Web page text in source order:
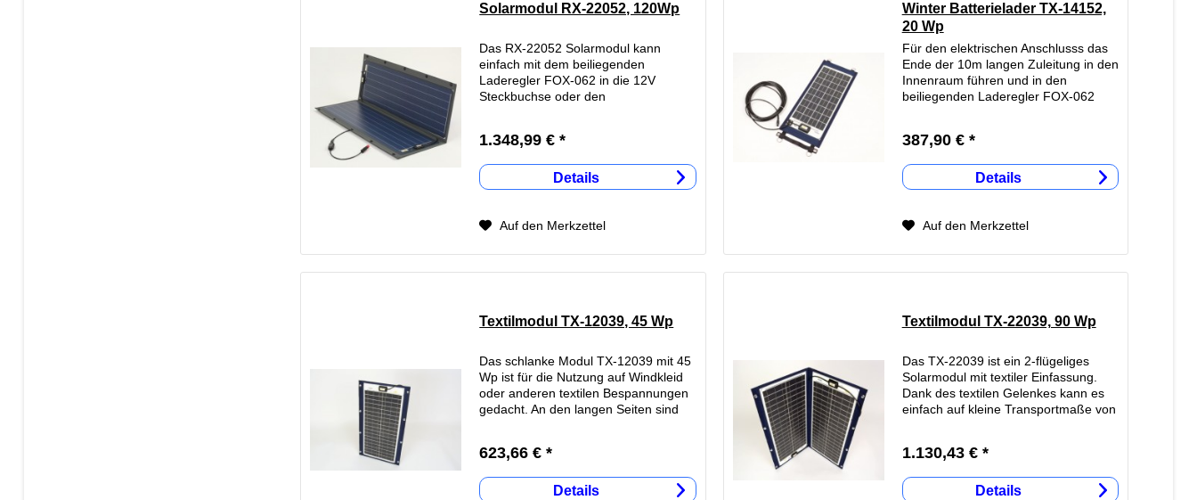
Solarmodul RX-22052, 120Wp
Das RX-22052 Solarmodul kann
einfach mit dem beiliegenden
Laderegler FOX-062 in die 12V
Steckbuchse oder den
Am Modul sind 5m Zuleitung, d.h. Ihr
Fahrzeug kann im...
1.348,99 € *
Details
Auf den Merkzettel
Winter Batterielader TX-14152,
20 Wp
Für den elektrischen Anschlusss das
Ende der 10m langen Zuleitung in den
Innenraum führen und in den
beiliegenden Laderegler FOX-062
fertig! Detail-Informationen zum...
387,90 € *
Details
Auf den Merkzettel
Textilmodul TX-12039, 45 Wp
Das schlanke Modul TX-12039 mit 45
Wp ist für die Nutzung auf Windkleid
oder anderen textilen Bespannungen
gedacht. An den langen Seiten sind
beiliegenden Unterteile...
623,66 € *
Details
Textilmodul TX-22039, 90 Wp
Das TX-22039 ist ein 2-flügeliges
Solarmodul mit textiler Einfassung.
Dank des textilen Gelenkes kann es
einfach auf kleine Transportmaße von
faltbare Module immer...
1.130,43 € *
Details